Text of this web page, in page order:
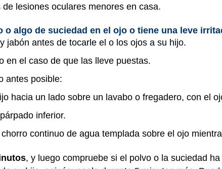
lesiones oculares menores en casa.
o algo de suciedad en el ojo o tiene una leve
jabón antes de tocarle el o los ojos a su hijo.
en el caso de que las lleve puestas.
antes posible:
hacia un lado sobre un lavabo o fregadero, con el
inferior.
continuo de agua templada sobre el ojo
, y luego compruebe si el polvo o la suciedad